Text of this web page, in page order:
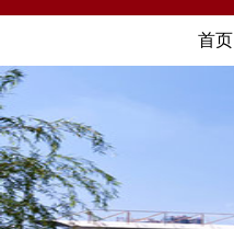
首页